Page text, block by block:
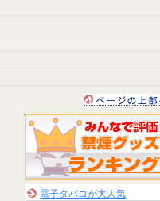
電子タバコが大人気